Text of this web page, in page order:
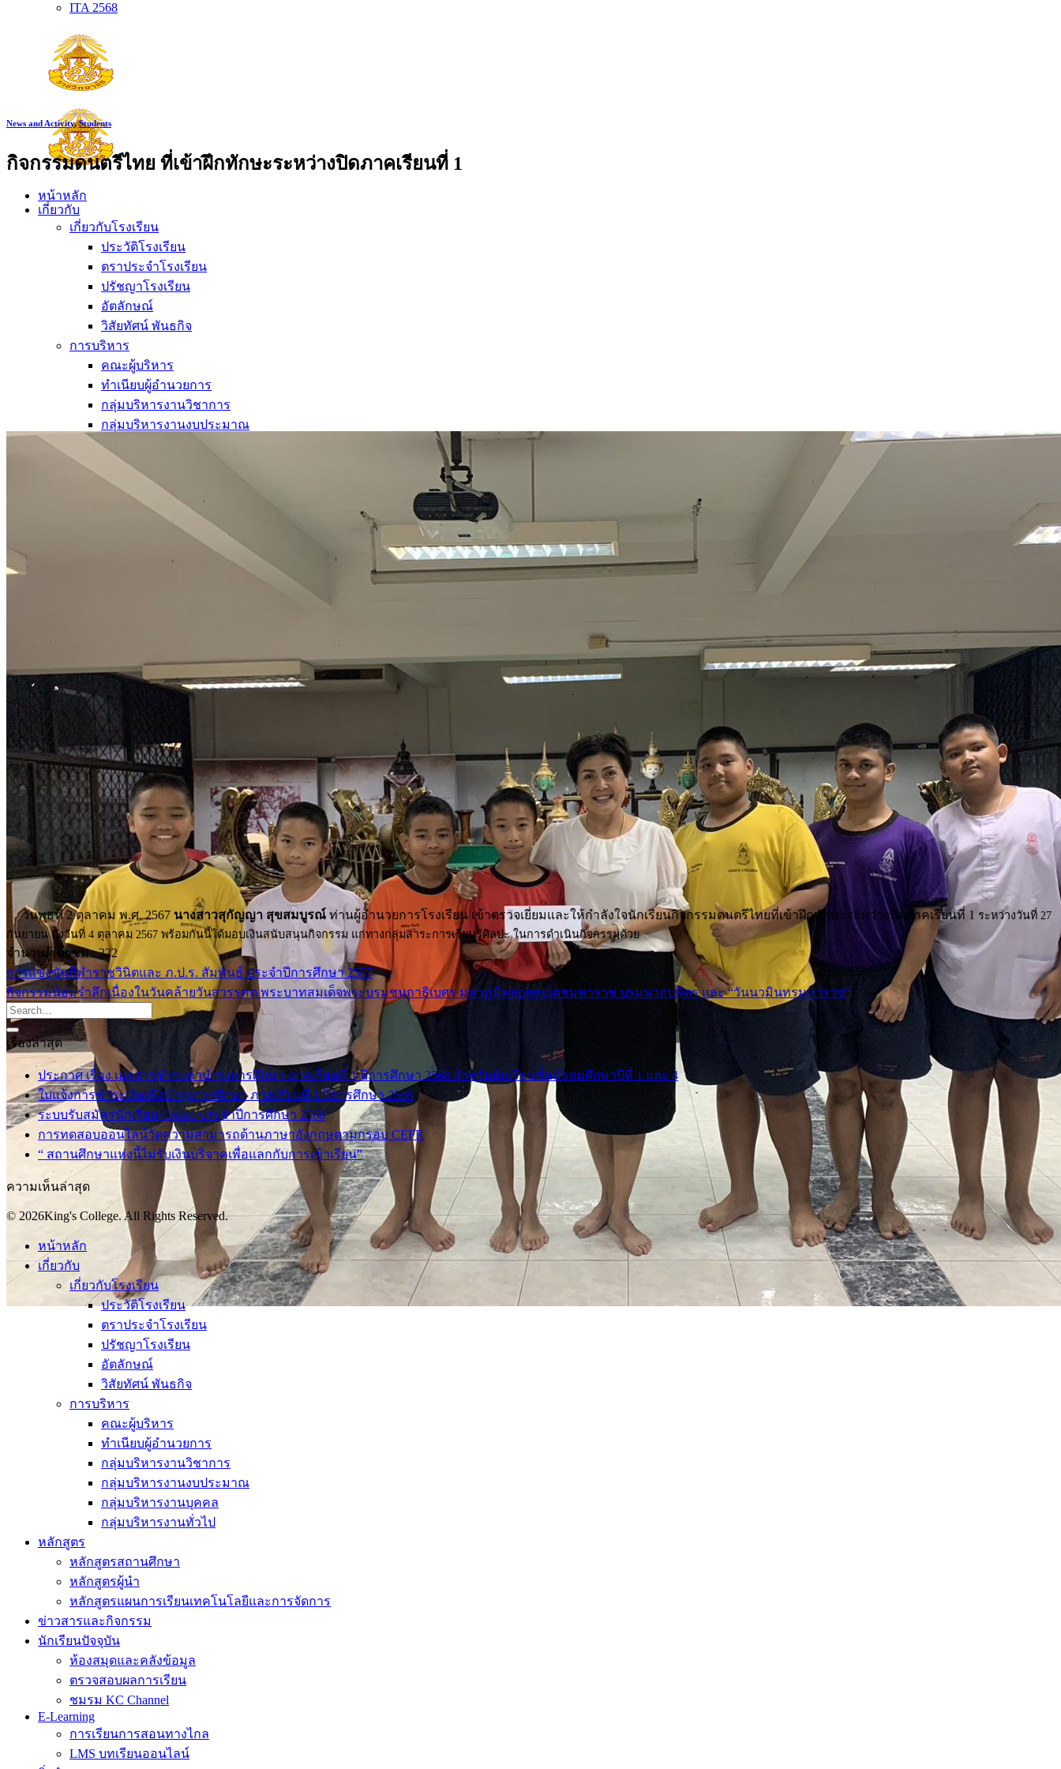
ITA 2568
หน้าหลัก
เกี่ยวกับ
เกี่ยวกับโรงเรียน
ประวัติโรงเรียน
ตราประจำโรงเรียน
ปรัชญาโรงเรียน
อัตลักษณ์
วิสัยทัศน์ พันธกิจ
การบริหาร
คณะผู้บริหาร
ทำเนียบผู้อำนวยการ
กลุ่มบริหารงานวิชาการ
กลุ่มบริหารงานงบประมาณ
กลุ่มบริหารงานบุคคล
กลุ่มบริหารงานทั่วไป
หลักสูตรสถานศึกษา
หลักสูตรแผนการเรียนเทคโนโลยีและการจัดการ
E-Learning
การเรียนการสอนทางไกล
LMS บทเรียนออนไลน์
สิ่งอำนวยความสะดวก
การบริการ
ห้องสมุดและคลังข้อมูล
รายการอาหาร
รายงานการประเมินสถานศึกษา
แผนปฏิบัติการปีงบประมาณ 2568
จัดซื้อจัดจ้าง
รายงานงบทดลอง
ภาพกิจกรรม
เผยแพร่ผลงานทางวิชาการ
หมายเลขโทรศัพท์ภายใน
ปฎิทินโรงเรียน
ระบบแจ้งเรื่องร้องเรียน
News and Activity,Students
กิจกรรมดนตรีไทย ที่เข้าฝึกทักษะระหว่างปิดภาคเรียนที่ 1
วันพุธที่ 2 ตุลาคม พ.ศ. 2567 นางสาวสุกัญญา สุขสมบูรณ์ ท่านผู้อำนวยการโรงเรียน เข้าตรวจเยี่ยมและให้กำลังใจนักเรียนกิจกรรมดนตรีไทยที่เข้าฝึกทักษะระหว่างปิดภาคเรียนที่ 1 ระหว่างวันที่ 27
กันยายน ถึงวันที่ 4 ตุลาคม 2567 พร้อมกันนี้ได้มอบเงินสนับสนุนกิจกรรม แก่ทางกลุ่มสาระการเรียนรู้ศิลปะ ในการดำเนินกิจกรรมด้วย
จำนวนผู้เข้าชม :322
การแข่งขันกีฬาราชวินิตและ ภ.ป.ร. สัมพันธ์ ประจำปีการศึกษา 2567
กิจกรรมน้อมรำลึกเนื่องในวันคล้ายวันสวรรคต พระบาทสมเด็จพระบรมชนกาธิเบศร มหาภูมิพลอดุลยเดชมหาราช บรมนาถบพิตร และ “วันนวมินทรมหาราช”
เรื่องล่าสุด
ประกาศ เรื่อง เอกสารชำระค่าบำรุงการศึกษา ภาคเรียนที่ 1 ปีการศึกษา 2568 สำหรับนักเรียนชั้นมัธยมศึกษาปีที่ 1 และ 4
ใบแจ้งการชำระเงินเพื่อบำรุงการศึกษา ภาคเรียนที่ 1 ปีการศึกษา 2568
ระบบรับสมัครนักเรียน Online ประจำปีการศึกษา 2568
การทดสอบออนไลน์วัดความสามารถด้านภาษาอังกฤษตามกรอบ CEFR
“ สถานศึกษาแห่งนี้ไม่รับเงินบริจาคเพื่อแลกกับการเข้าเรียน”
ความเห็นล่าสุด
© 2026King's College. All Rights Reserved.
หน้าหลัก
เกี่ยวกับ
เกี่ยวกับโรงเรียน
ประวัติโรงเรียน
ตราประจำโรงเรียน
ปรัชญาโรงเรียน
อัตลักษณ์
วิสัยทัศน์ พันธกิจ
การบริหาร
คณะผู้บริหาร
ทำเนียบผู้อำนวยการ
กลุ่มบริหารงานวิชาการ
กลุ่มบริหารงานงบประมาณ
กลุ่มบริหารงานบุคคล
กลุ่มบริหารงานทั่วไป
หลักสูตร
หลักสูตรสถานศึกษา
หลักสูตรผู้นำ
หลักสูตรแผนการเรียนเทคโนโลยีและการจัดการ
ข่าวสารและกิจกรรม
นักเรียนปัจจุบัน
ห้องสมุดและคลังข้อมูล
ตรวจสอบผลการเรียน
ชมรม KC Channel
E-Learning
การเรียนการสอนทางไกล
LMS บทเรียนออนไลน์